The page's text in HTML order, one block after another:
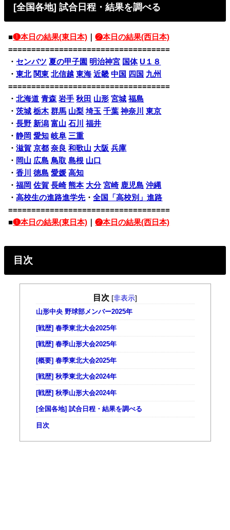
[全国各地] 試合日程・結果を調べる
■❶本日の結果(東日本) ｜❷本日の結果(西日本)
===================================
・ センバツ 夏の甲子園 明治神宮 国体 U１８
・東北 関東 北信越 東海 近畿 中国 四国 九州
===================================
・北海道 青森 岩手 秋田 山形 宮城 福島
・茨城 栃木 群馬 山梨 埼玉 千葉 神奈川
東京
・長野 新潟 富山 石川
福井
・静岡 愛知 岐阜 三重
・滋賀 京都 奈良 和歌山 大阪 兵庫
・ 岡山 広島 鳥取 島根 山口
・香川 徳島 愛媛 高知
・福岡 佐賀 長崎 熊本 大分 宮崎 鹿児島 沖縄
・高校生の進路進学先・全国「高校別」進路
===================================
■❶本日の結果(東日本) ｜❷本日の結果(西日本)
目次
目次 [非表示]
山形中央 野球部メンバー2025年
[戦歴] 春季東北大会2025年
[戦歴] 春季山形大会2025年
[概要] 春季東北大会2025年
[戦歴] 秋季東北大会2024年
[戦歴] 秋季山形大会2024年
[全国各地] 試合日程・結果を調べる
目次